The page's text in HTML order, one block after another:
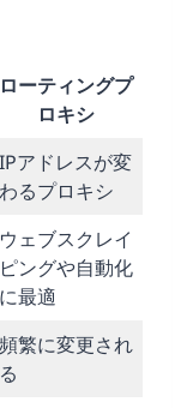
ローティングプ
ロキシ
IPアドレスが変
わるプロキシ
ウェブスクレイ
ピングや自動化
に最適
頻繁に変更され
る